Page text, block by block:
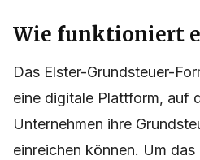
Wie funktioniert
Das Elster-Grundsteuer-
eine digitale Plattform, auf
Unternehmen ihre
einreichen können. Um